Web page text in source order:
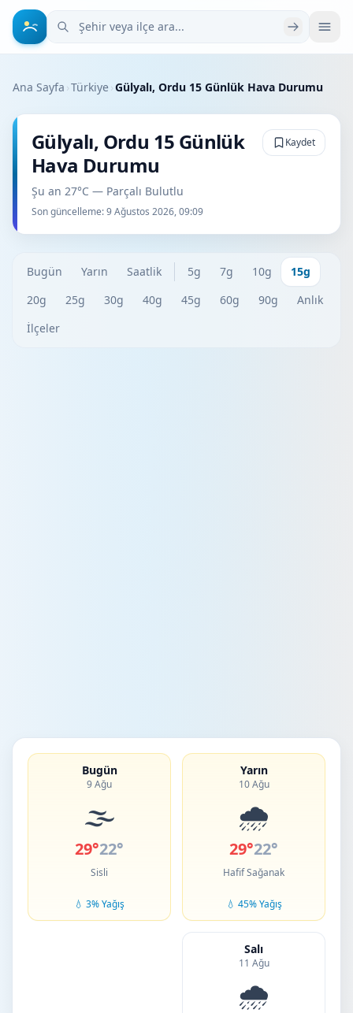
Şehir veya ilçe ara
Ana Sayfa ›Türkiye›Gülyalı, Ordu 15 Günlük Hava Durumu
Gülyalı, Ordu 15 Günlük
Hava Durumu
Şu an 27°C — Parçalı Bulutlu
Son güncelleme:9 Ağustos 2026, 09:09
Kaydet
Bugün Yarın Saatlik 5g 7g 10g
15g
20g
25g 30g 40g 45g 60g 90g
Anlık
İlçeler
Bugün
9 Ağu
🌫️
29°22°
Sisli
💧 3% Yağış
Yarın
10 Ağu
🌧️
29°22°
Hafif Sağanak
💧 45% Yağış
Salı
11 Ağu
🌧️